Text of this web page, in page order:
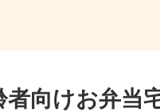
向けお弁当